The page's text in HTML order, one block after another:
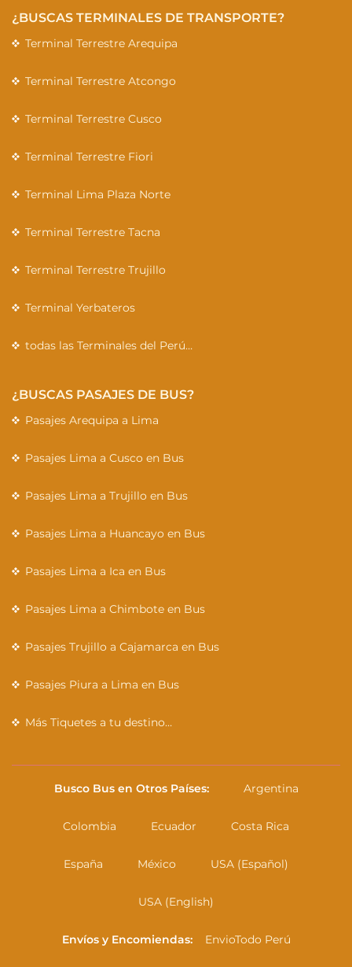
¿BUSCAS TERMINALES DE TRANSPORTE?
Terminal Terrestre Arequipa
Terminal Terrestre Atcongo
Terminal Terrestre Cusco
Terminal Terrestre Fiori
Terminal Lima Plaza Norte
Terminal Terrestre Tacna
Terminal Terrestre Trujillo
Terminal Yerbateros
todas las Terminales del Perú…
¿BUSCAS PASAJES DE BUS?
Pasajes Arequipa a Lima
Pasajes Lima a Cusco en Bus
Pasajes Lima a Trujillo en Bus
Pasajes Lima a Huancayo en Bus
Pasajes Lima a Ica en Bus
Pasajes Lima a Chimbote en Bus
Pasajes Trujillo a Cajamarca en Bus
Pasajes Piura a Lima en Bus
Más Tiquetes a tu destino…
Busco Bus en Otros Países: Argentina
Colombia Ecuador Costa Rica
España México USA (Español)
USA (English)
Envíos y Encomiendas: EnvioTodo Perú